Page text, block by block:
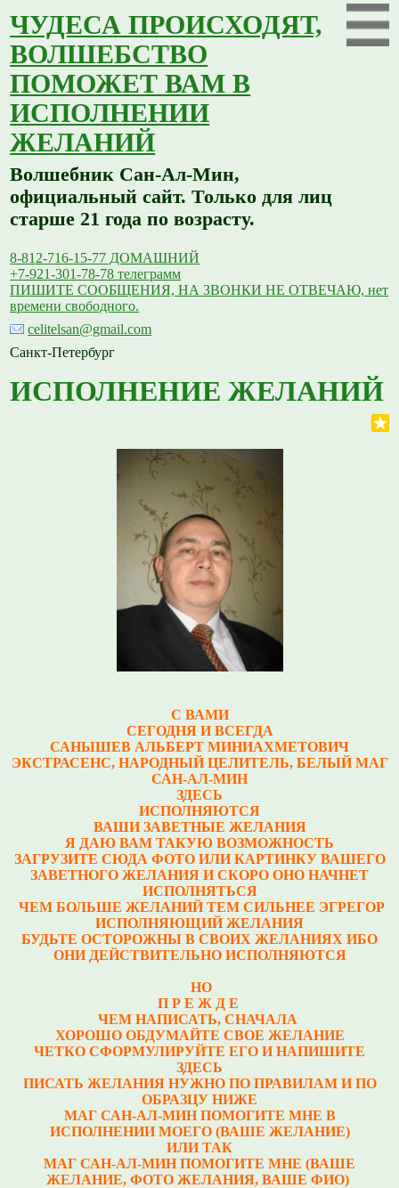
ЧУДЕСА ПРОИСХОДЯТ,
ВОЛШЕБСТВО
ПОМОЖЕТ ВАМ В
ИСПОЛНЕНИИ
ЖЕЛАНИЙ
Волшебник Сан-Ал-Мин,
официальный сайт. Только для лиц
старше 21 года по возрасту.
8-812-716-15-77 ДОМАШНИЙ
+7-921-301-78-78 телеграмм
ПИШИТЕ СООБЩЕНИЯ, НА ЗВОНКИ НЕ ОТВЕЧАЮ, нет
времени свободного.
celitelsan@gmail.com
Санкт-Петербург
ИСПОЛНЕНИЕ ЖЕЛАНИЙ
С ВАМИ
СЕГОДНЯ И ВСЕГДА
САНЫШЕВ АЛЬБЕРТ МИНИАХМЕТОВИЧ
ЭКСТРАСЕНС, НАРОДНЫЙ ЦЕЛИТЕЛЬ, БЕЛЫЙ МАГ
САН-АЛ-МИН
ЗДЕСЬ
ИСПОЛНЯЮТСЯ
ВАШИ ЗАВЕТНЫЕ ЖЕЛАНИЯ
Я ДАЮ ВАМ ТАКУЮ ВОЗМОЖНОСТЬ
ЗАГРУЗИТЕ СЮДА ФОТО ИЛИ КАРТИНКУ ВАШЕГО
ЗАВЕТНОГО ЖЕЛАНИЯ И СКОРО ОНО НАЧНЕТ
ИСПОЛНЯТЬСЯ
ЧЕМ БОЛЬШЕ ЖЕЛАНИЙ ТЕМ СИЛЬНЕЕ ЭГРЕГОР
ИСПОЛНЯЮЩИЙ ЖЕЛАНИЯ
БУДЬТЕ ОСТОРОЖНЫ В СВОИХ ЖЕЛАНИЯХ ИБО
ОНИ ДЕЙСТВИТЕЛЬНО ИСПОЛНЯЮТСЯ
НО
П Р Е Ж Д Е
ЧЕМ НАПИСАТЬ, СНАЧАЛА
ХОРОШО ОБДУМАЙТЕ СВОЕ ЖЕЛАНИЕ
ЧЕТКО СФОРМУЛИРУЙТЕ ЕГО И НАПИШИТЕ
ЗДЕСЬ
ПИСАТЬ ЖЕЛАНИЯ НУЖНО ПО ПРАВИЛАМ И ПО
ОБРАЗЦУ НИЖЕ
МАГ САН-АЛ-МИН ПОМОГИТЕ МНЕ В
ИСПОЛНЕНИИ МОЕГО (ВАШЕ ЖЕЛАНИЕ)
ИЛИ ТАК
МАГ САН-АЛ-МИН ПОМОГИТЕ МНЕ (ВАШЕ
ЖЕЛАНИЕ, ФОТО ЖЕЛАНИЯ, ВАШЕ ФИО)